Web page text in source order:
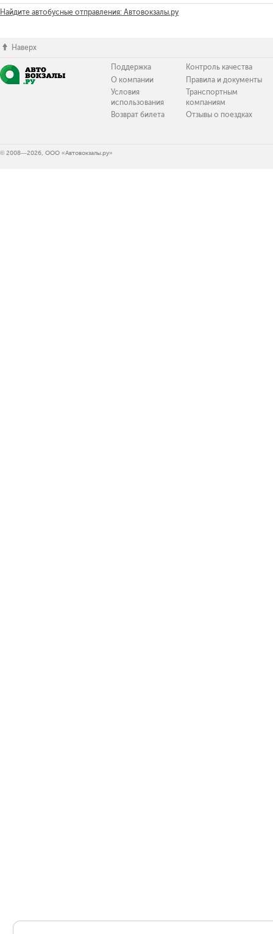
Найдите автобусные отправления: Автовокзалы.ру
Наверх
Поддержка
О компании
Условия
использования
Возврат билета
Контроль качества
Правила и документы
Транспортным
компаниям
Отзывы о поездках
© 2008—2026, ООО «Автовокзалы.ру»